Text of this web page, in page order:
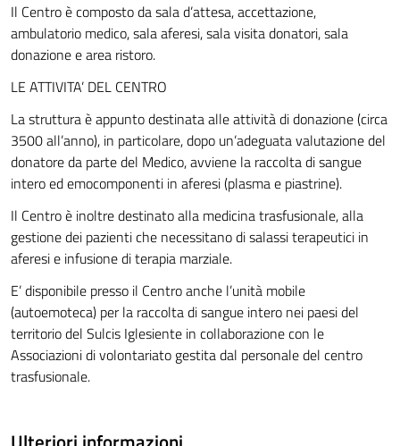
Il Centro è composto da sala d’attesa, accettazione,
ambulatorio medico, sala aferesi, sala visita donatori, sala
donazione e area ristoro.
LE ATTIVITA’ DEL CENTRO
La struttura è appunto destinata alle attività di donazione (circa
3500 all’anno), in particolare, dopo un’adeguata valutazione del
donatore da parte del Medico, avviene la raccolta di sangue
intero ed emocomponenti in aferesi (plasma e piastrine).
Il Centro è inoltre destinato alla medicina trasfusionale, alla
gestione dei pazienti che necessitano di salassi terapeutici in
aferesi e infusione di terapia marziale.
E’ disponibile presso il Centro anche l’unità mobile
(autoemoteca) per la raccolta di sangue intero nei paesi del
territorio del Sulcis Iglesiente in collaborazione con le
Associazioni di volontariato gestita dal personale del centro
trasfusionale.